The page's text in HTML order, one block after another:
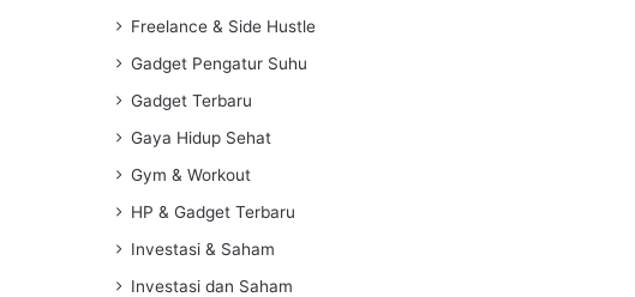
Freelance & Side Hustle
Gadget Pengatur Suhu
Gadget Terbaru
Gaya Hidup Sehat
Gym & Workout
HP & Gadget Terbaru
Investasi & Saham
Investasi dan Saham